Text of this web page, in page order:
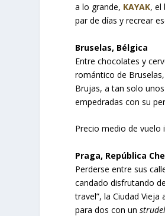
a lo grande, KAYAK, el
par de días y recrear
Bruselas, Bélgica
Entre chocolates y
romántico de
Brujas, a tan solo
empedradas con su
Precio medio de vuelo
Praga, República
Perderse entre sus
candado disfrutando
travel”, la Ciudad
para dos con unstrudel